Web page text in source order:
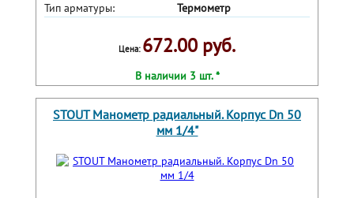
Тип арматуры:
Термометр
Цена: 672.00 руб.
В наличии 3 шт. *
STOUT Манометр радиальный. Корпус Dn 50
мм 1/4"